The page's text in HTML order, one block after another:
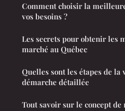
Comment choisir la
vos besoins ?
Les secrets pour obtenir les
marché au Québec
Quelles sont les étapes de la
démarche détaillée
Tout savoir sur le concept